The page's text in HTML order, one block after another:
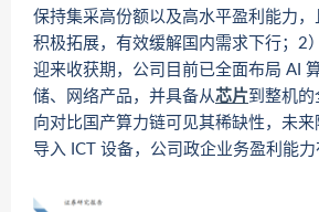
保持集采高份额以及高水平盈利能力
积极拓展，有效缓解国内需求下行；2
迎来收获期，公司目前已全面布局 AI
储、网络产品，并具备从芯片到整机
向对比国产算力链可见其稀缺性，未
导入 ICT 设备，公司政企业务盈利能力